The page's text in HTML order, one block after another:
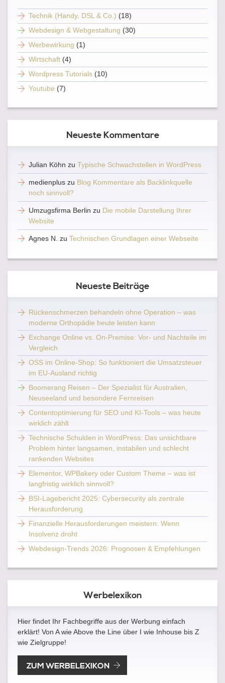
Technik (Handy, DSL & Co.) (18)
Webdesign & Webgestaltung (30)
Werbewirkung (1)
Wirtschaft (4)
Wordpress Tutorials (10)
Youtube (7)
Neueste Kommentare
Julian Köhn zu Typische Schwachstellen in WordPress
medienplus zu Blog Kommentare als Backlinkquelle
noch sinnvoll?
Umzugsfirma Berlin zu Die mobile Darstellung Ihrer
Website
Agnes N. zu Technischen Grundlagen einer Webseite
Neueste Beiträge
Rückenschmerzen behandeln ohne Operation – was
moderne Orthopädie heute leisten kann
Exchange Online vs. On-Premise: Vor- und Nachteile im
Vergleich
OSS im Online-Shop: So funktioniert die Umsatzsteuer
im EU-Ausland richtig
Boomerang Reisen – Der Spezialist für Australien,
Neuseeland und besondere Fernreisen
Contentoptimierung für SEO und KI-Tools – was heute
wirklich zählt
Technische Schulden in WordPress: Das unsichtbare
Problem hinter langsamen, instabilen und schlecht
rankenden Websites
Elementor, WPBakery oder Custom Theme – was ist
langfristig wirklich sinnvoll?
BSI-Lagebericht 2025: Cybersecurity als zentrale
Herausforderung
Finanzielle Herausforderungen meistern: Wenn
Insolvenz droht
Webdesign-Trends 2026: Prognosen & Empfehlungen
Werbelexikon
Hier findet Ihr Fachbegriffe aus der Werbung einfach
erklärt! Von A wie Above the Line über I wie Inhouse bis Z
wie Zielgruppe!
ZUM WERBELEXIKON